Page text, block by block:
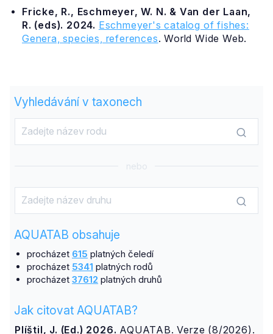
Fricke, R., Eschmeyer, W. N. & Van der Laan,
R. (eds). 2024. Eschmeyer's catalog of fishes:
Genera, species, references. World Wide Web.
Vyhledávání v taxonech
nebo
AQUATAB obsahuje
procházet 615 platných čeledí
procházet 5341 platných rodů
procházet 37612 platných druhů
Jak citovat AQUATAB?
Plíštil, J. (Ed.) 2026. AQUATAB. Verze (8/2026).